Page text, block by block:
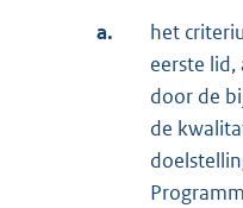
a.
het
eerste
door de
de